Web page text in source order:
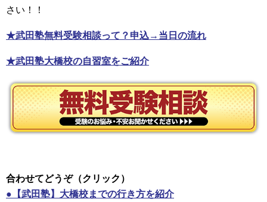
さい！！
★武田塾無料受験相談って？申込→当日の流れ
★武田塾大橋校の自習室をご紹介
合わせてどうぞ（クリック）
●【武田塾】大橋校までの行き方を紹介